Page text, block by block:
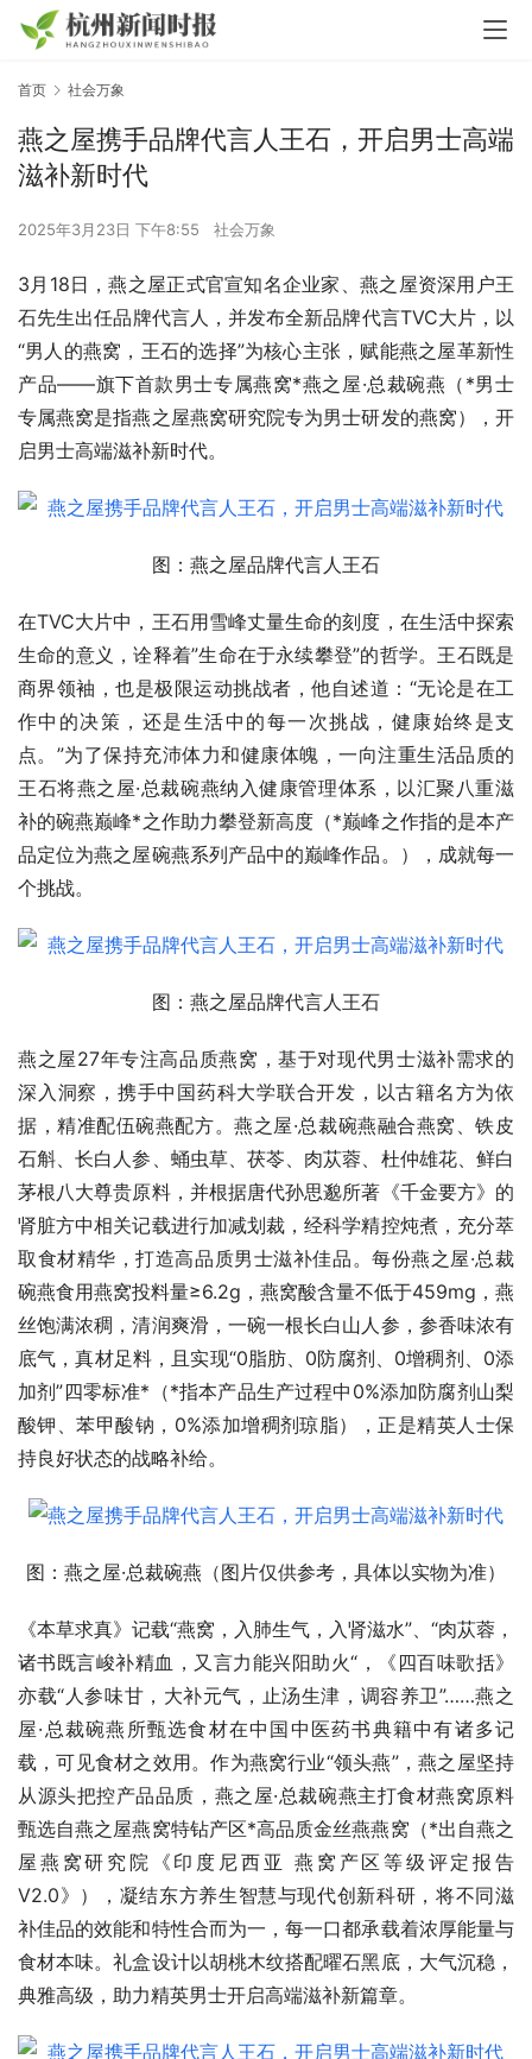
首页 社会万象
燕之屋携手品牌代言人王石，开启男士高端
滋补新时代
2025年3月23日 下午8:55 社会万象
3月18日，燕之屋正式官宣知名企业家、燕之屋资深用户王
石先生出任品牌代言人，并发布全新品牌代言TVC大片，以
“男人的燕窝，王石的选择”为核心主张，赋能燕之屋革新性
产品——旗下首款男士专属燕窝*燕之屋·总裁碗燕（*男士
专属燕窝是指燕之屋燕窝研究院专为男士研发的燕窝），开
启男士高端滋补新时代。
图：燕之屋品牌代言人王石
在TVC大片中，王石用雪峰丈量生命的刻度，在生活中探索
生命的意义，诠释着”生命在于永续攀登”的哲学。王石既是
商界领袖，也是极限运动挑战者，他自述道：“无论是在工
作中的决策，还是生活中的每一次挑战，健康始终是支
点。”为了保持充沛体力和健康体魄，一向注重生活品质的
王石将燕之屋·总裁碗燕纳入健康管理体系，以汇聚八重滋
补的碗燕巅峰*之作助力攀登新高度（*巅峰之作指的是本产
品定位为燕之屋碗燕系列产品中的巅峰作品。），成就每一
个挑战。
图：燕之屋品牌代言人王石
燕之屋27年专注高品质燕窝，基于对现代男士滋补需求的
深入洞察，携手中国药科大学联合开发，以古籍名方为依
据，精准配伍碗燕配方。燕之屋·总裁碗燕融合燕窝、铁皮
石斛、长白人参、蛹虫草、茯苓、肉苁蓉、杜仲雄花、鲜白
茅根八大尊贵原料，并根据唐代孙思邈所著《千金要方》的
肾脏方中相关记载进行加减划裁，经科学精控炖煮，充分萃
取食材精华，打造高品质男士滋补佳品。每份燕之屋·总裁
碗燕食用燕窝投料量≥6.2g，燕窝酸含量不低于459mg，燕
丝饱满浓稠，清润爽滑，一碗一根长白山人参，参香味浓有
底气，真材足料，且实现“0脂肪、0防腐剂、0增稠剂、0添
加剂”四零标准*（*指本产品生产过程中0%添加防腐剂山梨
酸钾、苯甲酸钠，0%添加增稠剂琼脂），正是精英人士保
持良好状态的战略补给。
图：燕之屋·总裁碗燕（图片仅供参考，具体以实物为准）
《本草求真》记载“燕窝，入肺生气，入肾滋水”、“肉苁蓉，
诸书既言峻补精血，又言力能兴阳助火“，《四百味歌括》
亦载“人参味甘，大补元气，止汤生津，调容养卫”……燕之
屋·总裁碗燕所甄选食材在中国中医药书典籍中有诸多记
载，可见食材之效用。作为燕窝行业“领头燕”，燕之屋坚持
从源头把控产品品质，燕之屋·总裁碗燕主打食材燕窝原料
甄选自燕之屋燕窝特钻产区*高品质金丝燕燕窝（*出自燕之
屋燕窝研究院《印度尼西亚 燕窝产区等级评定报告
V2.0》），凝结东方养生智慧与现代创新科研，将不同滋
补佳品的效能和特性合而为一，每一口都承载着浓厚能量与
食材本味。礼盒设计以胡桃木纹搭配曜石黑底，大气沉稳，
典雅高级，助力精英男士开启高端滋补新篇章。